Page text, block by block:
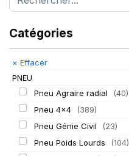
Catégories
× Effacer
PNEU
Pneu Agraire radial
(40)
Pneu 4x4
(389)
Pneu Génie Civil
(23)
Pneu Poids Lourds
(104)